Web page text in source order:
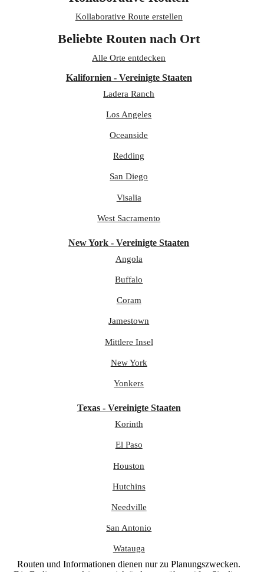
Kollaborative Route erstellen
Beliebte Routen nach Ort
Alle Orte entdecken
Kalifornien - Vereinigte Staaten
Ladera Ranch
Los Angeles
Oceanside
Redding
San Diego
Visalia
West Sacramento
New York - Vereinigte Staaten
Angola
Buffalo
Coram
Jamestown
Mittlere Insel
New York
Yonkers
Texas - Vereinigte Staaten
Korinth
El Paso
Houston
Hutchins
Needville
San Antonio
Watauga
Routen und Informationen dienen nur zu Planungszwecken.